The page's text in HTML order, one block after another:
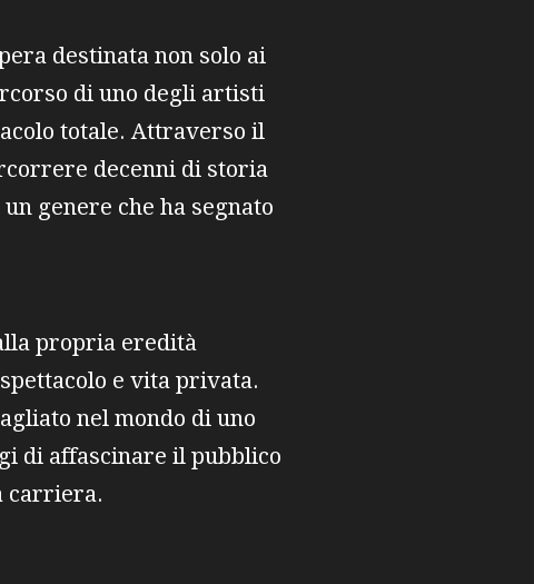
destinata non solo ai
di uno degli artisti
totale. Attraverso il
decenni di storia
genere che ha segnato
propria eredità
e vita privata.
nel mondo di uno
di affascinare il pubblico
carriera.